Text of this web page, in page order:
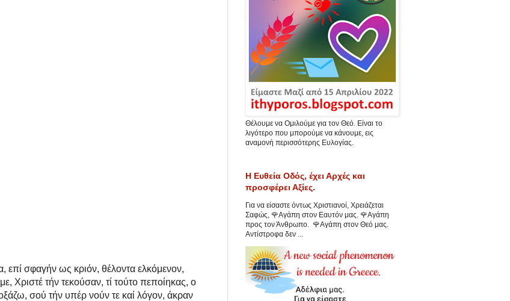
επί σφαγήν ως κριόν, θέλοντα ελκόμενον,
Χριστέ τήν τεκούσαν, τί τούτο πεποίηκας, ο
σού τήν υπέρ νούν τε καί λόγον, άκραν
Θέλουμε να Ομιλούμε για τον Θεό. Είναι το
λιγότερο που μπορούμε να κάνουμε, εις
αναμονή περισσότερης Ευλογίας.
Η Ευθεία Οδός, έχει Αρχές και
προσφέρει Αξίες.
Για να είσαστε όντως Χριστιανοί, Χρειάζεται
Σαφώς, 🌹Αγάπη στον Εαυτόν μας. 🌹Αγάπη
προς τον Άνθρωπο. 🌹Αγάπη στον Θεό μας.
Αντίστροφα δεν ...